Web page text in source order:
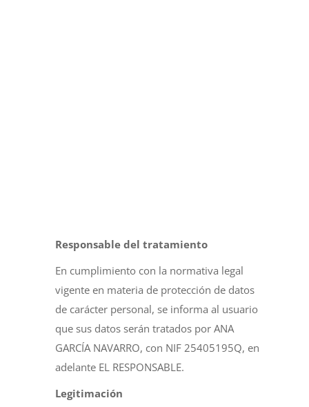
Responsable del tratamiento
En cumplimiento con la normativa legal
vigente en materia de protección de datos
de carácter personal, se informa al usuario
que sus datos serán tratados por ANA
GARCÍA NAVARRO, con NIF 25405195Q, en
adelante EL RESPONSABLE.
Legitimación